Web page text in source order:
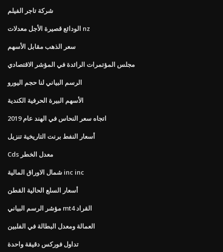
شركة تاجر الفيلم
الودائع قصيرة الأجل معدلات nz
سعر الذهب مقابل الأسهم
مجلس المؤتمرات الرائدة في المؤشر الاقتصادي
الرسم البياني لنا حجم اليورو
الأسهم البيرة الحرفية الكندية
اتجاه سعر النحاس في الهند عام 2019
أسعار النفط برنت التاريخية تنزيل
Cds معدل الخطر
شمال الاوراق المالية inc inc
أسعار السلع الحالية القطن
مؤشر الرسم البياني mt4 القراد
العمالة ومعدل البطالة في الفلبين
تداول فوركس دقيقة واحدة